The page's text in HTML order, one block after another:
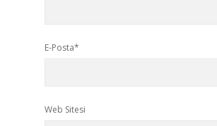
E-Posta*
Web Sitesi